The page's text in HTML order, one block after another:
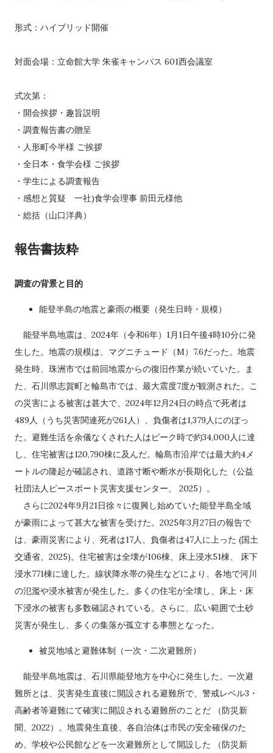
形式：ハイブリッド開催
対面会場：立命館大学 朱雀キャンパス 601西会議室
式次第：
・開会挨拶・趣旨説明
・調査報告書の贈呈
・人形町今半様 ご挨拶
・全日本・食学会様 ご挨拶
・学生による調査報告
・感想と質疑 一社)食学会理事 前田元様他
・総括（山口洋典）
報告書抜粋
調査の背景と目的
能登半島の地震と豪雨の概要（発生日時・規模）
能登半島地震は、2024年（令和6年）1月1日午後4時10分に発
生した。地震の規模は、マグニチュード（M）7.6だった。地震
発生時、珠洲市では前回地震からの復旧作業が続いていた。ま
た、石川県志賀町と輪島市では、最大震度7度が観測された。こ
の災害による被害は甚大で、2024年12月24日の時点で死者は
489人（うち災害関連死が261人）、負傷者は1,379人にのぼっ
た。避難生活を余儀なくされた人はピーク時で約34,000人に達
し、住宅被害は120,790棟に及んだ。輪島市沿岸では最大約4メ
ートルの隆起が確認され、道路寸断や断水が長期化した（公益
社団法人ピースボート災害支援センター、 2025）。
さらに2024年9月21日徐々に復興し始めていた能登半島全域
が豪雨によって甚大な被害を受けた。2025年3月27日の報告で
は、豪雨災害により、死者は17人、負傷者は47人に上った (国土
交通省、2025)。住宅被害は全壊が106棟、床上浸水51棟、 床下
浸水771棟に達した。線状降水帯の発生などにより、各地で河川
の氾濫や浸水被害が発生した。多くの住宅が全壊し、床上・床
下浸水の被害も多数確認されている。さらに、広い範囲で土砂
災害が発生し、多くの集落が孤立する事態となった。
被災地域と避難体制（一次・二次避難所）
能登半島地震は、石川県能登地方を中心に発生した。一次避
難所とは、災害発生直後に開設される避難所で、警戒レベル3・
高齢者等避難にて確実に開設される避難所のことだ （防災新
聞、2022）。地震発生直後、各自治体は市民の安全確保のた
め、学校や公民館などを一次避難所として開設した （防災新